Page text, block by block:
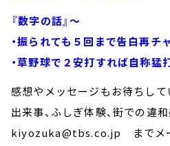
『数字の話』～
・振られても５回まで告白再チ
・草野球で２安打すれば自称猛
感想やメッセージもお待ちし
出来事、ふしぎ体験、街での違
kiyozuka@tbs.co.jp までメー